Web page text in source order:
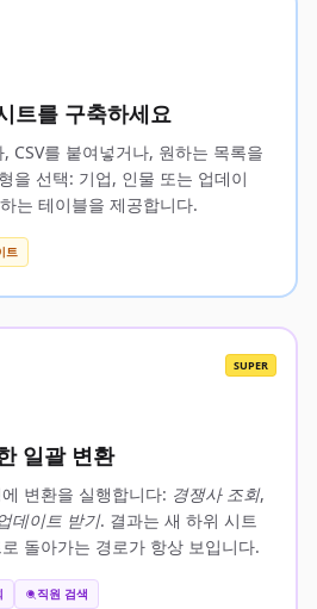
트를 구축하세요
CSV를 붙여넣거나, 원하는 목록을
을 선택: 기업, 인물 또는 업데이
는 테이블을 제공합니다.
트
SUPER
일괄 변환
변환을 실행합니다: 경쟁사 조회,
업데이트 받기. 결과는 새 하위 시트
돌아가는 경로가 항상 보입니다.
직원 검색